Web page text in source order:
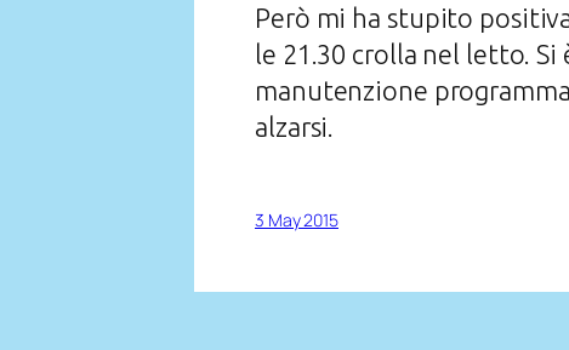
Però mi ha stupito
le 21.30 crolla nel letto.
manutenzione
alzarsi.
3 May 2015